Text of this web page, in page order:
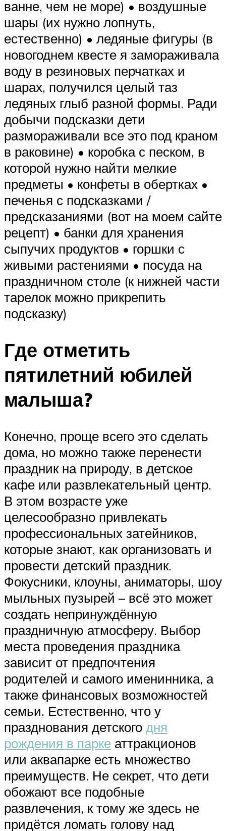
ванне, чем не море) • воздушные
шары (их нужно лопнуть,
естественно) • ледяные фигуры (в
новогоднем квесте я замораживала
воду в резиновых перчатках и
шарах, получился целый таз
ледяных глыб разной формы. Ради
добычи подсказки дети
размораживали все это под краном
в раковине) • коробка с песком, в
которой нужно найти мелкие
предметы • конфеты в обертках •
печенья с подсказками /
предсказаниями (вот на моем сайте
рецепт) • банки для хранения
сыпучих продуктов • горшки с
живыми растениями • посуда на
праздничном столе (к нижней части
тарелок можно прикрепить
подсказку)
Где отметить
пятилетний юбилей
малыша?
Конечно, проще всего это сделать
дома, но можно также перенести
праздник на природу, в детское
кафе или развлекательный центр.
В этом возрасте уже
целесообразно привлекать
профессиональных затейников,
которые знают, как организовать и
провести детский праздник.
Фокусники, клоуны, аниматоры, шоу
мыльных пузырей – всё это может
создать непринуждённую
праздничную атмосферу. Выбор
места проведения праздника
зависит от предпочтения
родителей и самого именинника, а
также финансовых возможностей
семьи. Естественно, что у
празднования детского дня
рождения в парке аттракционов
или аквапарке есть множество
преимуществ. Не секрет, что дети
обожают все подобные
развлечения, к тому же здесь не
придётся ломать голову над